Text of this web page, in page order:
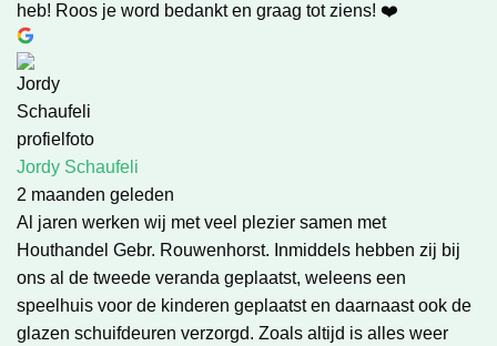
heb! Roos je word bedankt en graag tot ziens! ❤️
Jordy Schaufeli
2 maanden geleden
Al jaren werken wij met veel plezier samen met
Houthandel Gebr. Rouwenhorst. Inmiddels hebben zij bij
ons al de tweede veranda geplaatst, weleens een
speelhuis voor de kinderen geplaatst en daarnaast ook de
glazen schuifdeuren verzorgd. Zoals altijd is alles weer